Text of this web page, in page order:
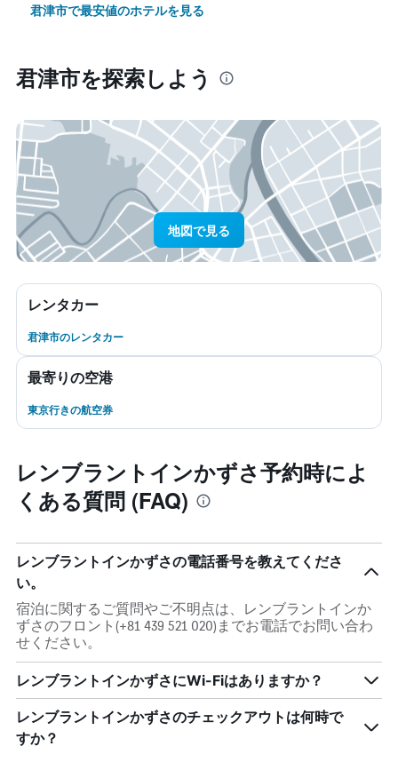
君津市で最安値のホテルを見る
君津市​を探索しよう
地図で見る
レンタカー
君津市のレンタカー
最寄りの空港
東京行きの航空券
レンブラントインかずさ予約時によ
くある質問 (FAQ)
レンブラントインかずさの電話番号を教えてくださ
い。
宿泊に関するご質問やご不明点は、レンブラントインか
ずさのフロント(+81 439 521 020)までお電話でお問い合わ
せください。
レンブラントインかずさにWi-Fiはありますか？
レンブラントインかずさのチェックアウトは何時で
すか？